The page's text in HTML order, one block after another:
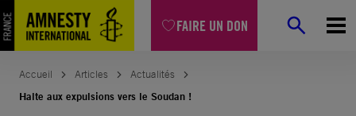
FAIRE UN DON
Aller
au
contenu
Accueil Articles
Actualités
Halte aux expulsions vers le Soudan !